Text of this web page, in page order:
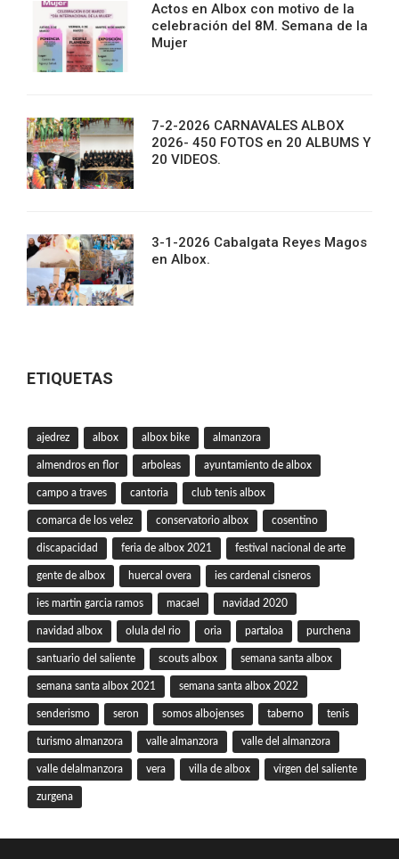
Actos en Albox con motivo de la
celebración del 8M. Semana de la
Mujer
7-2-2026 CARNAVALES ALBOX
2026- 450 FOTOS en 20 ALBUMS Y
20 VIDEOS.
3-1-2026 Cabalgata Reyes Magos
en Albox.
ETIQUETAS
ajedrez albox albox bike almanzora
almendros en flor arboleas ayuntamiento de albox
campo a traves cantoria club tenis albox
comarca de los velez conservatorio albox cosentino
discapacidad feria de albox 2021 festival nacional de arte
gente de albox huercal overa ies cardenal cisneros
ies martin garcia ramos macael navidad 2020
navidad albox olula del rio oria partaloa purchena
santuario del saliente scouts albox semana santa albox
semana santa albox 2021 semana santa albox 2022
senderismo seron somos albojenses taberno tenis
turismo almanzora valle almanzora valle del almanzora
valle delalmanzora vera villa de albox virgen del saliente
zurgena